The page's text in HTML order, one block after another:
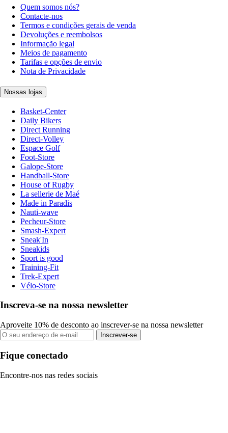
Quem somos nós?
Contacte-nos
Termos e condições gerais de venda
Devoluções e reembolsos
Informação legal
Meios de pagamento
Tarifas e opções de envio
Nota de Privacidade
Nossas lojas
Basket-Center
Daily Bikers
Direct Running
Direct-Volley
Espace Golf
Foot-Store
Galope-Store
Handball-Store
House of Rugby
La sellerie de Maé
Made in Paradis
Nauti-wave
Pecheur-Store
Smash-Expert
Sneak'In
Sneakids
Sport is good
Training-Fit
Trek-Expert
Vélo-Store
Inscreva-se na nossa newsletter
Aproveite 10% de desconto ao inscrever-se na nossa newsletter
Inscrever-se
Fique conectado
Encontre-nos nas redes sociais